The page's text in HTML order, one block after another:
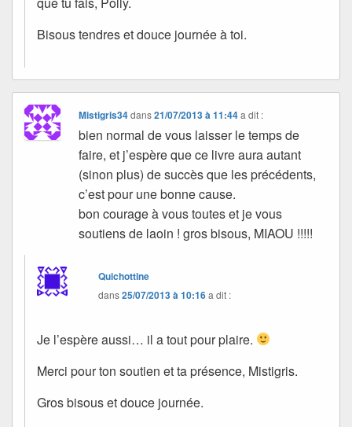
Bisous tendres et douce journée à toi.
Mistigris34dans21/07/2013 à 11:44 a dit :
bien normal de vous laisser le temps de
faire, et j’espère que ce livre aura autant
(sinon plus) de succès que les précédents,
c’est pour une bonne cause.
bon courage à vous toutes et je vous
soutiens de laoin ! gros bisous, MIAOU !!!!!
Quichottine
dans25/07/2013 à 10:16a dit :
Je l’espère aussi… il a tout pour plaire.
Merci pour ton soutien et ta présence, Mistigris.
Gros bisous et douce journée.